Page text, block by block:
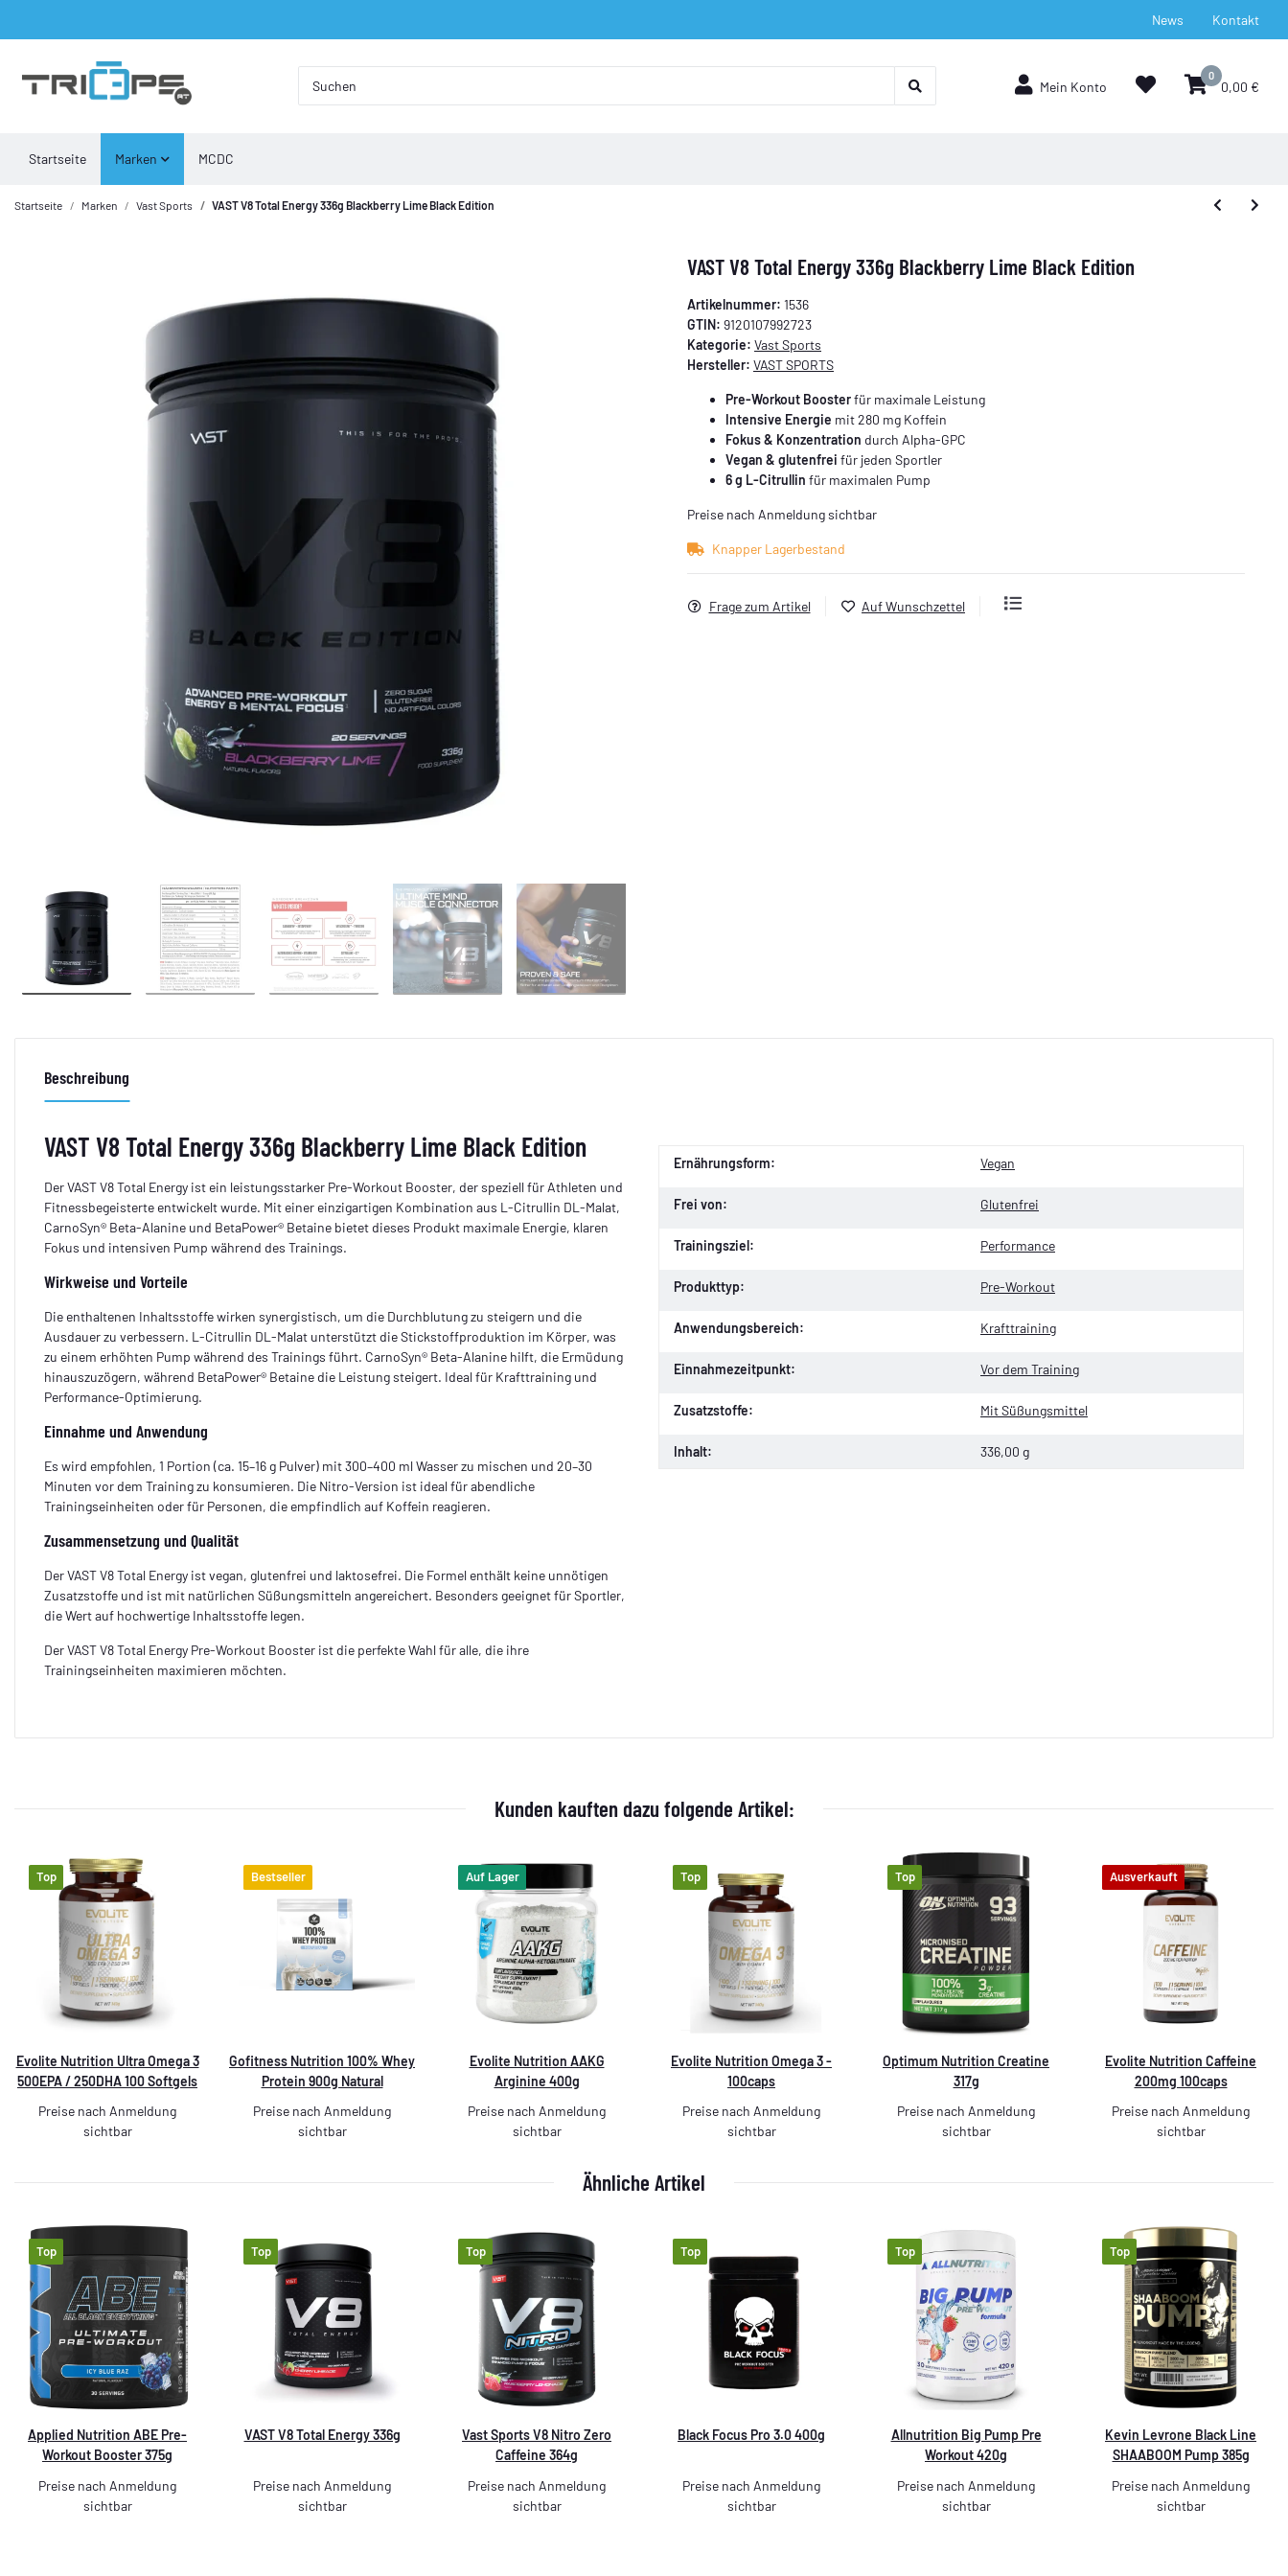
News Kontakt
Mein Konto
0
0,00 €
Marken MCDC
Startseite
Startseite Marken Vast Sports VAST V8 Total Energy 336g Blackberry Lime Black Edition
VAST V8 Total Energy 336g Blackberry Lime Black Edition
Artikelnummer: 1536
GTIN: 9120107992723
Kategorie: Vast Sports
Hersteller: VAST SPORTS
Pre-Workout Boosterfür maximale Leistung
Intensive Energie mit 280 mg Koffein
Fokus & Konzentration durch Alpha-GPC
Vegan & glutenfrei für jeden Sportler
6 g L-Citrullin für maximalen Pump
Preise nach Anmeldung sichtbar
Knapper Lagerbestand
Frage zum Artikel Auf Wunschzettel
Beschreibung
VAST V8 Total Energy 336g Blackberry Lime Black Edition
Der VAST V8 Total Energy ist ein leistungsstarker Pre-Workout Booster, der speziell für Athleten und
Fitnessbegeisterte entwickelt wurde. Mit einer einzigartigen Kombination aus L-Citrullin DL-Malat,
CarnoSyn® Beta-Alanine und BetaPower® Betaine bietet dieses Produkt maximale Energie, klaren
Fokus und intensiven Pump während des Trainings.
Wirkweise und Vorteile
Die enthaltenen Inhaltsstoffe wirken synergistisch, um die Durchblutung zu steigern und die
Ausdauer zu verbessern. L-Citrullin DL-Malat unterstützt die Stickstoffproduktion im Körper, was
zu einem erhöhten Pump während des Trainings führt. CarnoSyn® Beta-Alanine hilft, die Ermüdung
hinauszuzögern, während BetaPower® Betaine die Leistung steigert. Ideal für Krafttraining und
Performance-Optimierung.
Einnahme und Anwendung
Es wird empfohlen, 1 Portion (ca. 15–16 g Pulver) mit 300–400 ml Wasser zu mischen und 20–30
Minuten vor dem Training zu konsumieren. Die Nitro-Version ist ideal für abendliche
Trainingseinheiten oder für Personen, die empfindlich auf Koffein reagieren.
Zusammensetzung und Qualität
Der VAST V8 Total Energy ist vegan, glutenfrei und laktosefrei. Die Formel enthält keine unnötigen
Zusatzstoffe und ist mit natürlichen Süßungsmitteln angereichert. Besonders geeignet für Sportler,
die Wert auf hochwertige Inhaltsstoffe legen.
Der VAST V8 Total Energy Pre-Workout Booster ist die perfekte Wahl für alle, die ihre
Trainingseinheiten maximieren möchten.
Ernährungsform: Vegan
Frei von: Glutenfrei
Trainingsziel: Performance
Produkttyp: Pre-Workout
Anwendungsbereich: Krafttraining
Einnahmezeitpunkt: Vor dem Training
Zusatzstoffe: Mit Süßungsmittel
Inhalt: 336,00 g
Kunden kauften dazu folgende Artikel:
Top
Evolite Nutrition Ultra Omega 3
500EPA / 250DHA 100 Softgels
Preise nach Anmeldung
sichtbar
Bestseller
Gofitness Nutrition 100% Whey
Protein 900g Natural
Preise nach Anmeldung
sichtbar
Auf Lager
Evolite Nutrition AAKG
Arginine 400g
Preise nach Anmeldung
sichtbar
Top
Evolite Nutrition Omega 3 -
100caps
Preise nach Anmeldung
sichtbar
Top
Optimum Nutrition Creatine
317g
Preise nach Anmeldung
sichtbar
Ausverkauft
Evolite Nutrition Caffeine
200mg 100caps
Preise nach Anmeldung
sichtbar
Ähnliche Artikel
Top
Applied Nutrition ABE Pre-
Workout Booster 375g
Preise nach Anmeldung
sichtbar
Top
VAST V8 Total Energy 336g
Preise nach Anmeldung
sichtbar
Top
Vast Sports V8 Nitro Zero
Caffeine 364g
Preise nach Anmeldung
sichtbar
Top
Black Focus Pro 3.0 400g
Preise nach Anmeldung
sichtbar
Top
Allnutrition Big Pump Pre
Workout 420g
Preise nach Anmeldung
sichtbar
Top
Kevin Levrone Black Line
SHAABOOM Pump 385g
Preise nach Anmeldung
sichtbar